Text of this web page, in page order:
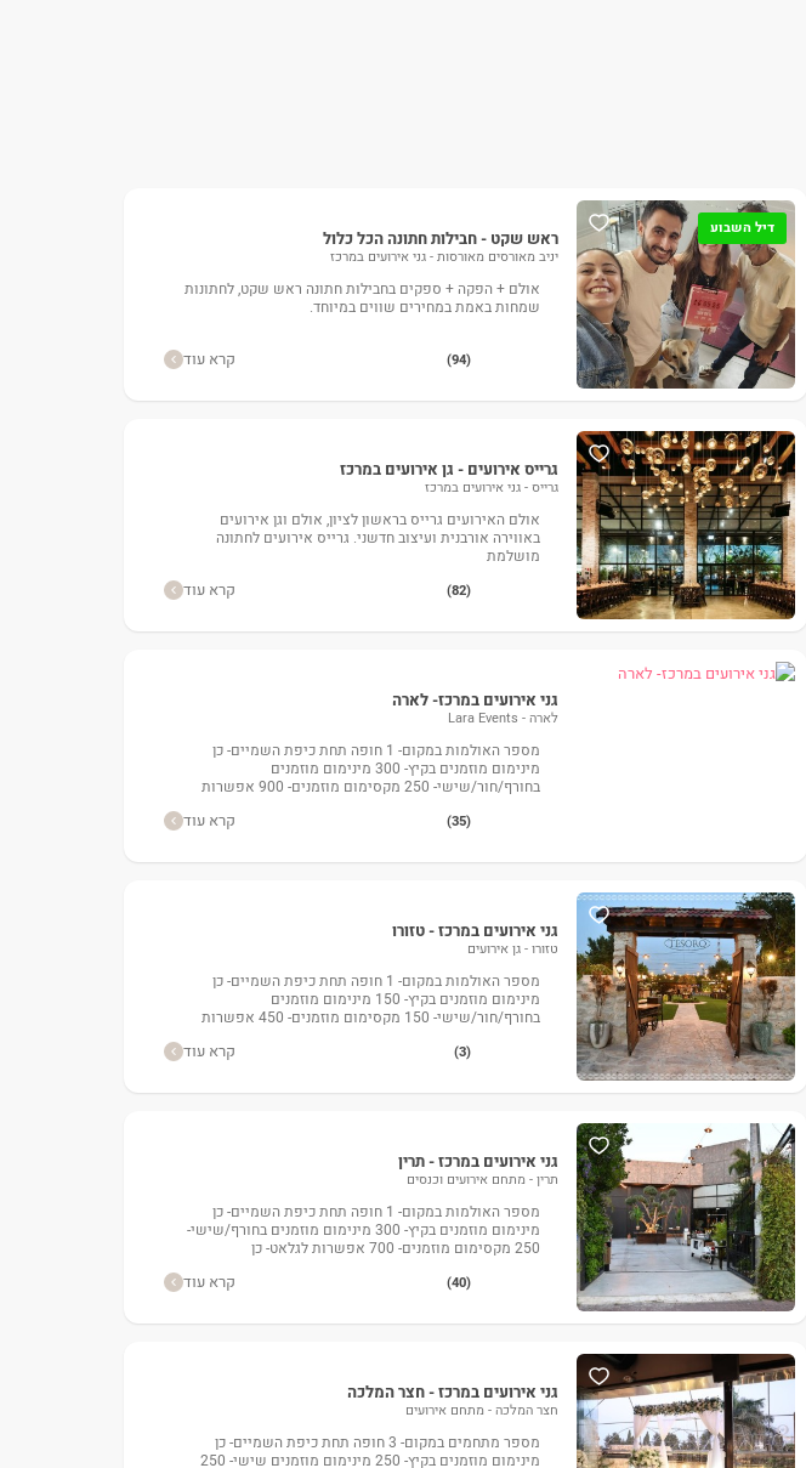
דיל השבוע ראש שקט - חבילות חתונה הכל כלול
יניב מאורסים מאורסות - גני אירועים במרכז
אולם + הפקה + ספקים בחבילות חתונה ראש שקט, לחתונות
שמחות באמת במחירים שווים במיוחד.
(94) קרא עוד
גרייס אירועים - גן אירועים במרכז
גרייס - גני אירועים במרכז
אולם האירועים גרייס בראשון לציון, אולם וגן אירועים
באווירה אורבנית ועיצוב חדשני. גרייס אירועים לחתונה
מושלמת
(82) קרא עוד
גני אירועים במרכז- לארה
לארה - Lara Events
מספר האולמות במקום- 1 חופה תחת כיפת השמיים- כן
מינימום מוזמנים בקיץ- 300 מינימום מוזמנים
בחורף/חור/שישי- 250 מקסימום מוזמנים- 900 אפשרות
(35) קרא עוד
גני אירועים במרכז - טזורו
טזורו - גן אירועים
מספר האולמות במקום- 1 חופה תחת כיפת השמיים- כן
מינימום מוזמנים בקיץ- 150 מינימום מוזמנים
בחורף/חור/שישי- 150 מקסימום מוזמנים- 450 אפשרות
(3) קרא עוד
גני אירועים במרכז - תרין
תרין - מתחם אירועים וכנסים
מספר האולמות במקום- 1 חופה תחת כיפת השמיים- כן
מינימום מוזמנים בקיץ- 300 מינימום מוזמנים בחורף/שישי-
250 מקסימום מוזמנים- 700 אפשרות לגלאט- כן
(40) קרא עוד
גני אירועים במרכז - חצר המלכה
חצר המלכה - מתחם אירועים
מספר מתחמים במקום- 3 חופה תחת כיפת השמיים- כן
מינימום מוזמנים בקיץ- 250 מינימום מוזמנים שישי- 250